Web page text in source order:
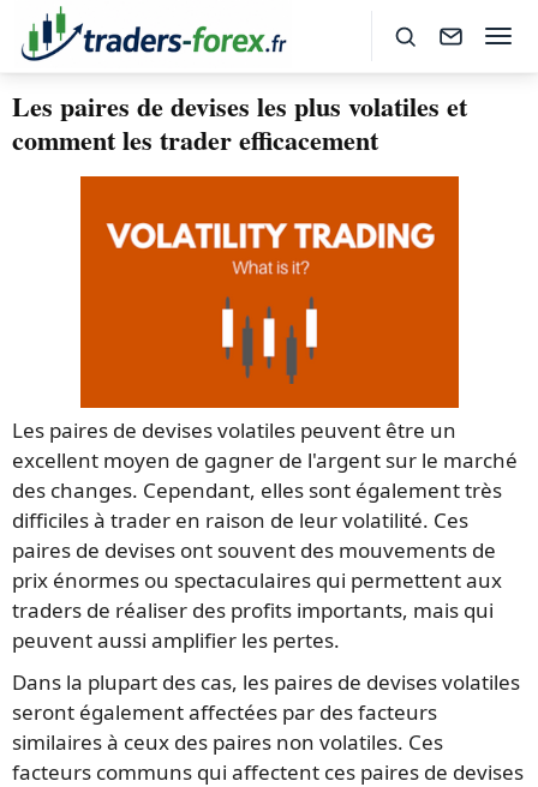
Les paires de devises les plus volatiles et
comment les trader efficacement
Les paires de devises volatiles peuvent être un
excellent moyen de gagner de l'argent sur le marché
des changes. Cependant, elles sont également très
difficiles à trader en raison de leur volatilité. Ces
paires de devises ont souvent des mouvements de
prix énormes ou spectaculaires qui permettent aux
traders de réaliser des profits importants, mais qui
peuvent aussi amplifier les pertes.
Dans la plupart des cas, les paires de devises volatiles
seront également affectées par des facteurs
similaires à ceux des paires non volatiles. Ces
facteurs communs qui affectent ces paires de devises